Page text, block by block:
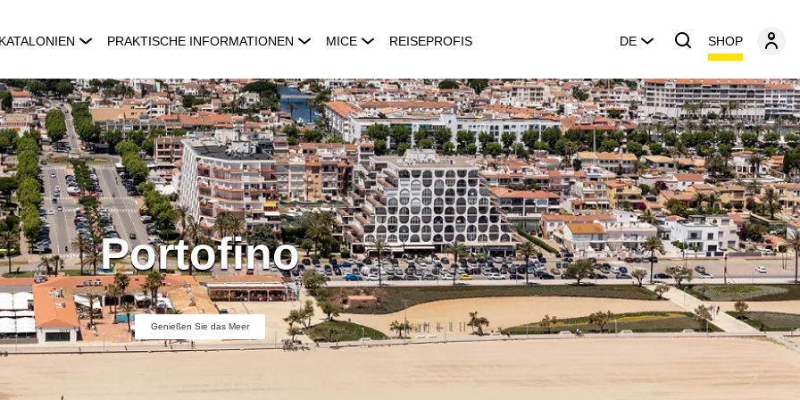
PRAKTISCHE INFORMATIONEN MICE REISEPROFIS DE SHOP
Portofino
Genießen Sie das Meer